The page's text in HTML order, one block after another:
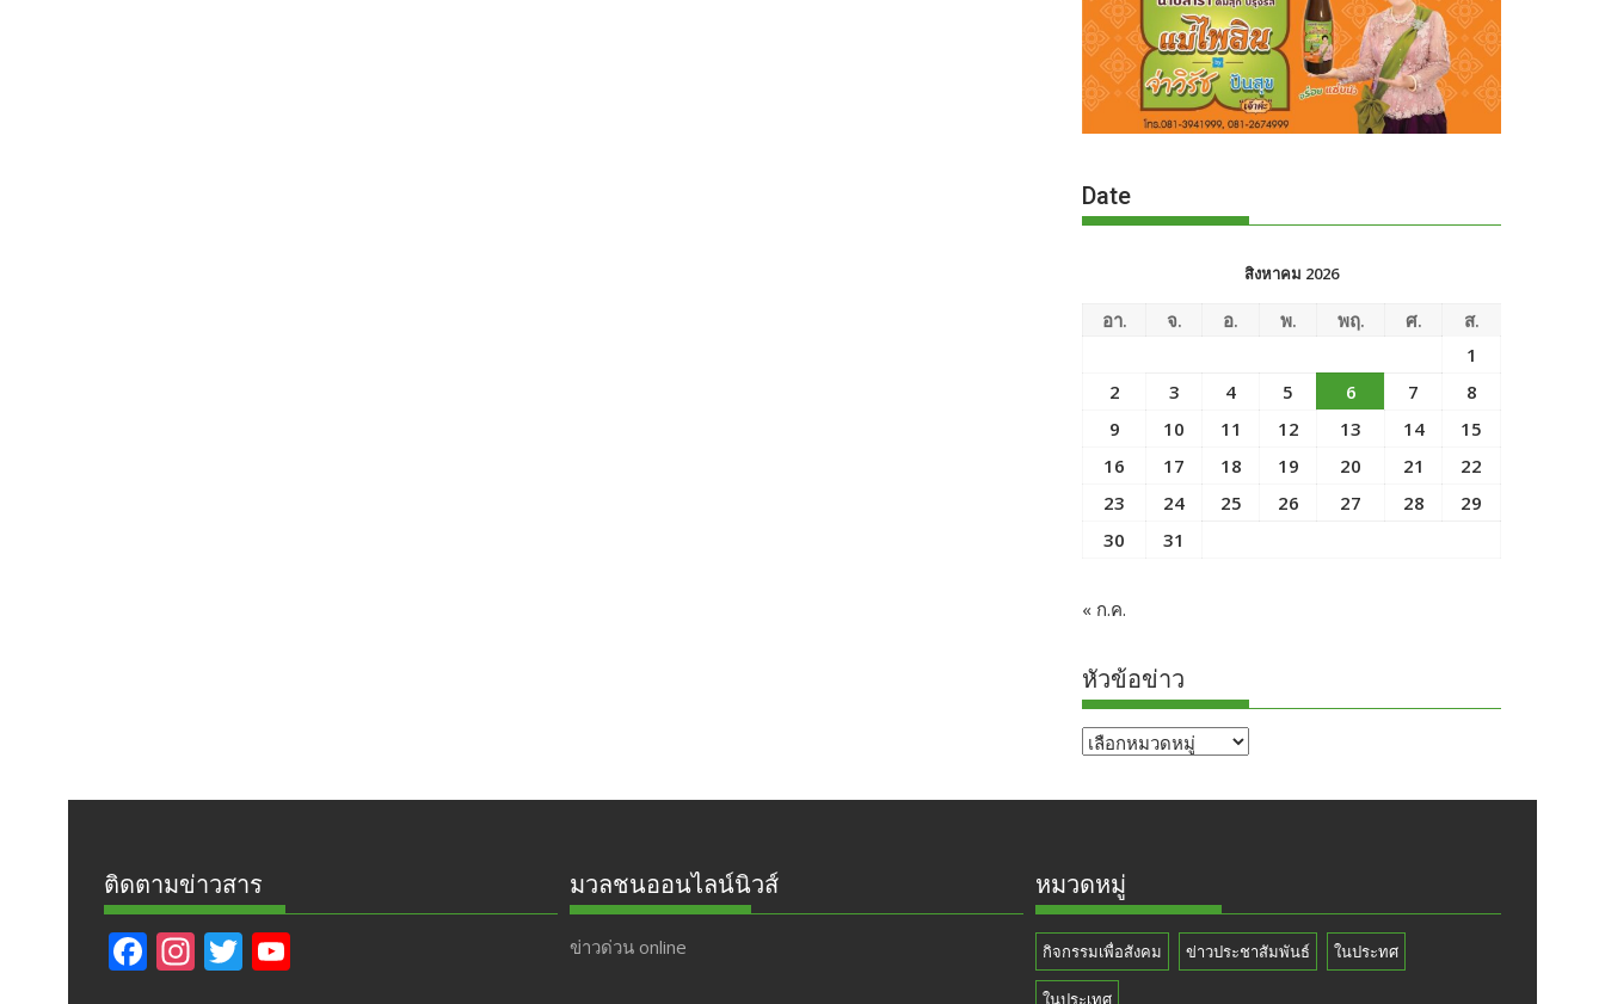
Date
สิงหาคม 2026
อา. จ. อ. พ. พฤ. ศ.
ส.
1
2
3 4 5 6 7
8
9
10 11 12 13 14
15
16
17 18 19 20 21
22
23
24 25 26 27 28
29
30
31
« ก.ค.
หัวข้อข่าว
หัวข้อ
ติดตามข่าวสาร
F In T
มวลชนออนไลน์นิวส์
ข่าวด่วน online
หมวดหมู่
กิจกรรมเพื่อสังคม ข่าวประชาสัมพันธ์ ในประทศ